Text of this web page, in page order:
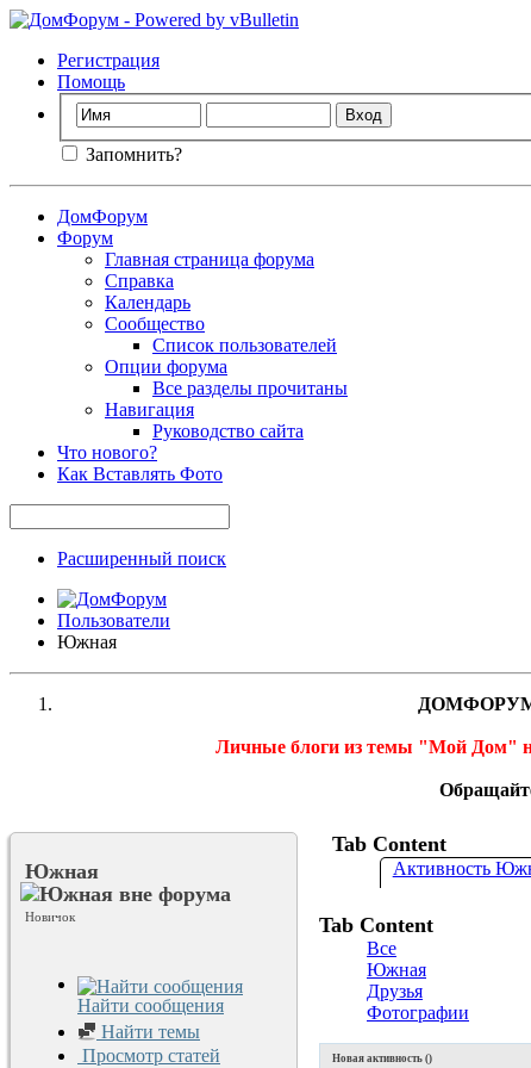
Регистрация
Помощь
Запомнить?
ДомФорум
Форум
Главная страница форума
Справка
Календарь
Сообщество
Список пользователей
Опции форума
Все разделы прочитаны
Навигация
Руководство сайта
Что нового?
Как Вставлять Фото
Расширенный поиск
Пользователи
Южная
Личные блоги из темы "Мой Дом"
Южная
Новичок
Найти сообщения
Найти темы
Просмотр статей
Tab Content
Активность
Tab Content
Все
Южная
Друзья
Фотографии
Новая активность ()